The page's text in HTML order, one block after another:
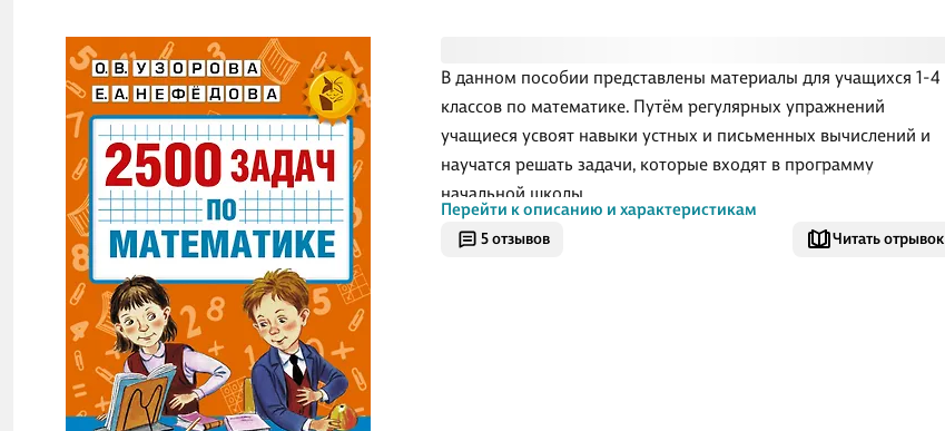
5 отзывов Читать отрывок
В данном пособии представлены материалы для учащихся 1-4
классов по математике. Путём регулярных упражнений
учащиеся усвоят навыки устных и письменных вычислений и
научатся решать задачи, которые входят в программу
начальной школы.
Пособие содержит материал, направленный на формирование
Перейти к описанию и характеристикам